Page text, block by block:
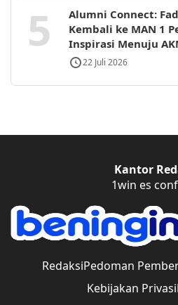
5
Alumni Connect:
Kembali ke MAN 1
Inspirasi Menuju
22 Juli 2026
Kantor
1win es
RedaksiPedoman
Kebijakan Privasi